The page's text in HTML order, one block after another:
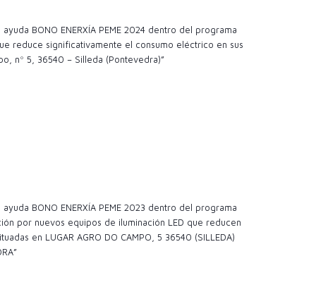
BONO ENERXÍA PEME 2024 dentro del programa
reduce significativamente el consumo eléctrico en sus
nº 5, 36540 – Silleda (Pontevedra)”
BONO ENERXÍA PEME 2023 dentro del programa
por nuevos equipos de iluminación LED que reducen
en LUGAR AGRO DO CAMPO, 5 36540 (SILLEDA)